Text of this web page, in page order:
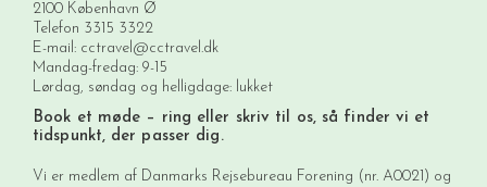
2100 København Ø
Telefon 3315 3322
E-mail: cctravel@cctravel.dk
Mandag-fredag: 9-15
Lørdag, søndag og helligdage: lukket
Book et møde – ring eller skriv til os, så finder vi et
tidspunkt, der passer dig.
Vi er medlem af Danmarks Rejsebureau Forening (nr. A0021) og